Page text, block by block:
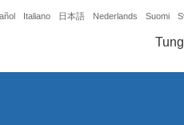
Italiano 日本語 Nederlands Suomi